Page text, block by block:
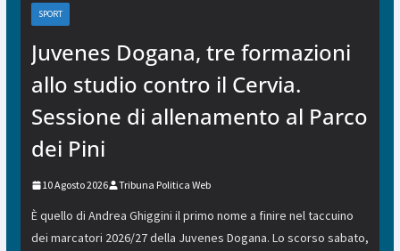
SPORT
Juvenes Dogana, tre formazioni
allo studio contro il Cervia.
Sessione di allenamento al Parco
dei Pini
10 Agosto 2026 Tribuna Politica Web
È quello di Andrea Ghiggini il primo nome a finire nel taccuino
dei marcatori 2026/27 della Juvenes Dogana. Lo scorso sabato,